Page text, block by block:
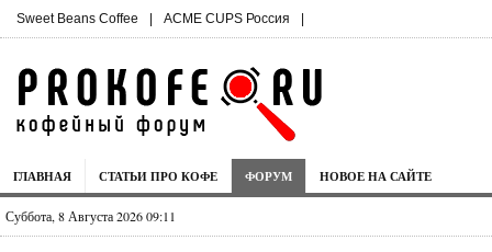
Sweet Beans Coffee | ACME CUPS Россия |
ГЛАВНАЯ СТАТЬИ ПРО КОФЕ ФОРУМ НОВОЕ НА САЙТЕ
Суббота, 8 Августа 2026 09:11